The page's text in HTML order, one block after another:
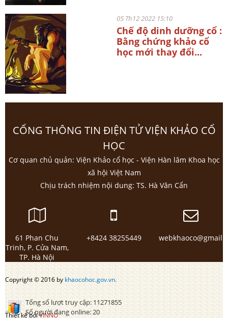
05 Th12 2022 15:10
Chế độ dinh dưỡng cổ :
Bằng chứng khảo cổ
học mới thay đổi...
CỔNG THÔNG TIN ĐIỆN TỬ VIỆN KHẢO CỔ
HỌC
Cơ quan chủ quản: Viện Khảo cổ học - Viện Hàn lâm Khoa học
xã hội Việt Nam
Chịu trách nhiệm nội dung: TS. Hà Văn Cẩn
61 Phan Chu
Trinh, P. Cửa Nam,
TP. Hà Nội
+8424 38255449
Copyright © 2016 bykhaocohoc.gov.vn.
Thiết kế bởiVINNO
Tổng số lượt truy cập:11271855
Số người đang online:20